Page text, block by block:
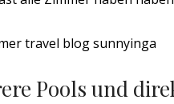
Pools und